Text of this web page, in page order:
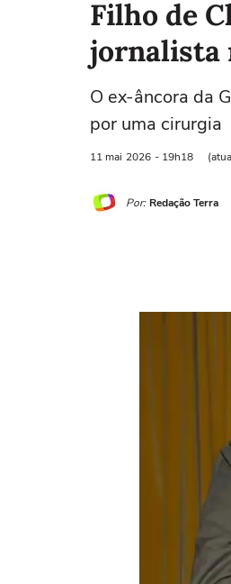
Filho de
jornalista
O ex-âncora da
por uma cirurgia
11 mai 2026 - 19h18
Por: Redação Terra